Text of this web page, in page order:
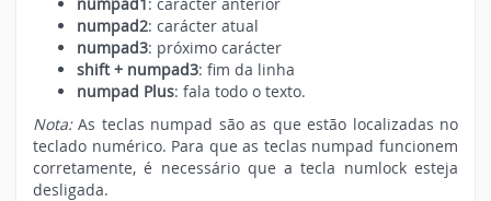
numpad2: carácter atual
numpad3: próximo carácter
shift + numpad3: fim da linha
numpad Plus: fala todo o texto.
Nota:As teclas numpad são as que estão localizadas no
teclado numérico. Para que as teclas numpad funcionem
corretamente, é necessário que a tecla numlock esteja
desligada.